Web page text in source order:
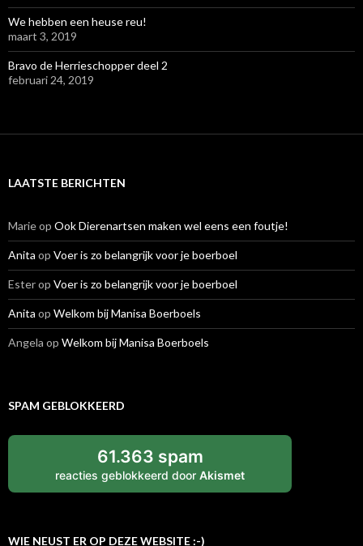
We hebben een heuse reu!
maart 3, 2019
Bravo de Herrieschopper deel 2
februari 24, 2019
LAATSTE BERICHTEN
Marieop Ook Dierenartsen maken wel eens een foutje!
Anita op Voer is zo belangrijk voor je boerboel
Esterop Voer is zo belangrijk voor je boerboel
Anita op Welkom bij Manisa Boerboels
Angela op Welkom bij Manisa Boerboels
SPAM GEBLOKKEERD
61.363 spam
reacties geblokkeerd door Akismet
WIE NEUST ER OP DEZE WEBSITE :-)